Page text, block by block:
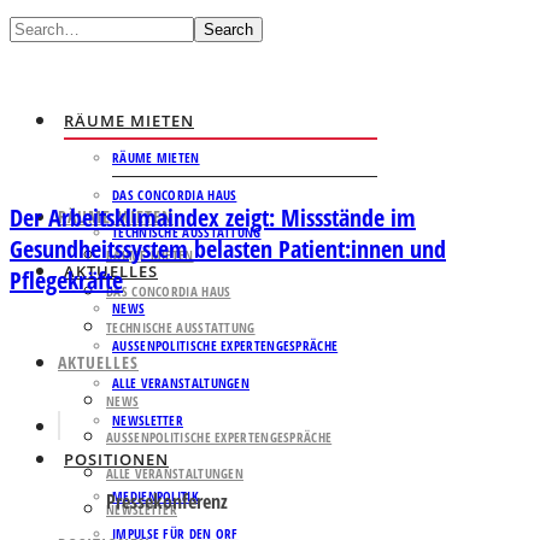
Search
RÄUME MIETEN
RÄUME MIETEN
DAS CONCORDIA HAUS
TECHNISCHE AUSSTATTUNG
AKTUELLES
NEWS
AUSSENPOLITISCHE EXPERTENGESPRÄCHE
ALLE VERANSTALTUNGEN
NEWSLETTER
POSITIONEN
MEDIENPOLITIK
IMPULSE FÜR DEN ORF
RÄUME MIETEN
RÄUME MIETEN
DAS CONCORDIA HAUS
TECHNISCHE AUSSTATTUNG
AKTUELLES
NEWS
AUSSENPOLITISCHE EXPERTENGESPRÄCHE
ALLE VERANSTALTUNGEN
NEWSLETTER
Der Arbeitsklimaindex zeigt: Missstände im
Gesundheitssystem belasten Patient:innen und
Pflegekräfte
Pressekonferenz